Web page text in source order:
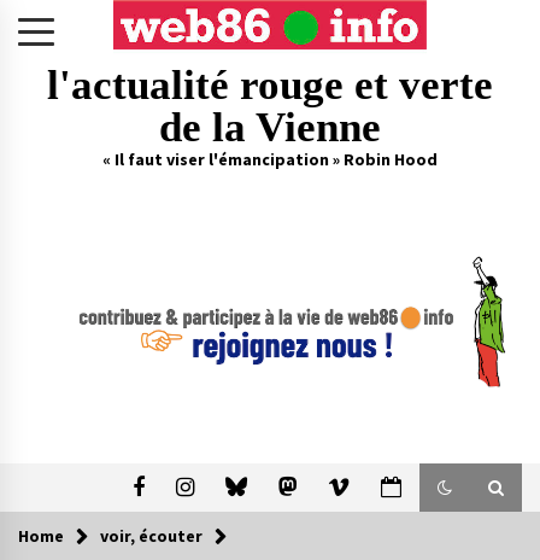
l'actualité rouge et verte
de la Vienne
« Il faut viser l'émancipation » Robin Hood
Home voir, écouter